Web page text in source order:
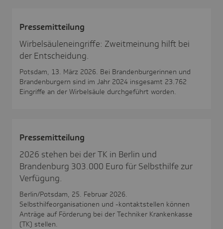
Pres­se­mit­tei­lung
Wirbelsäuleneingriffe: Zweitmeinung hilft bei
der Entscheidung.
Potsdam, 13. März 2026. Bei Brandenburgerinnen und
Brandenburgern sind im Jahr 2024 insgesamt 23.762
Eingriffe an der Wirbelsäule durchgeführt worden.
Pres­se­mit­tei­lung
2026 stehen bei der TK in Berlin und
Brandenburg 303.000 Euro für Selbsthilfe zur
Verfügung.
Berlin/Potsdam, 25. Februar 2026.
Selbsthilfeorganisationen und -kontaktstellen können
Anträge auf Förderung bei der Techniker Krankenkasse
(TK) stellen.